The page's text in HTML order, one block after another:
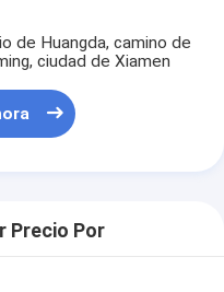
de Huangda, camino de
ciudad de Xiamen
Precio Por